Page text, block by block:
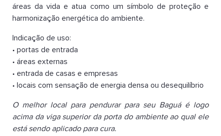
áreas da vida e atua como um símbolo de proteção e
harmonização energética do ambiente.
Indicação de uso:
• portas de entrada
• áreas externas
• entrada de casas e empresas
• locais com sensação de energia densa ou desequilíbrio
O melhor local para pendurar para seu Baguá é logo
acima da viga superior da porta do ambiente ao qual ele
está sendo aplicado para cura.